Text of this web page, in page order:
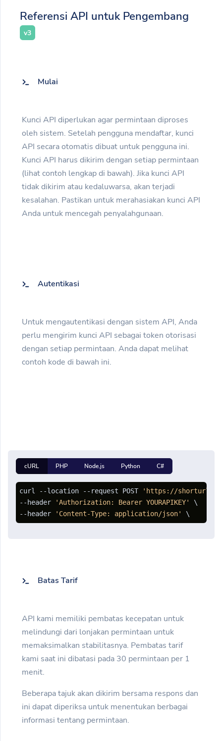
Referensi API untuk Pengembang
v3
Mulai
Kunci API diperlukan agar permintaan diproses
oleh sistem. Setelah pengguna mendaftar, kunci
API secara otomatis dibuat untuk pengguna ini.
Kunci API harus dikirim dengan setiap permintaan
(lihat contoh lengkap di bawah). Jika kunci API
tidak dikirim atau kedaluwarsa, akan terjadi
kesalahan. Pastikan untuk merahasiakan kunci API
Anda untuk mencegah penyalahgunaan.
Autentikasi
Untuk mengautentikasi dengan sistem API, Anda
perlu mengirim kunci API sebagai token otorisasi
dengan setiap permintaan. Anda dapat melihat
contoh kode di bawah ini.
cURL PHP Node.js Python C#
curl --location --request POST
'https://
--header
'Authorization: Bearer YOURAPIKEY'
\
--header
'Content-Type: application/json' \
Batas Tarif
API kami memiliki pembatas kecepatan untuk
melindungi dari lonjakan permintaan untuk
memaksimalkan stabilitasnya. Pembatas tarif
kami saat ini dibatasi pada 30 permintaan per 1
menit.
Beberapa tajuk akan dikirim bersama respons dan
ini dapat diperiksa untuk menentukan berbagai
informasi tentang permintaan.